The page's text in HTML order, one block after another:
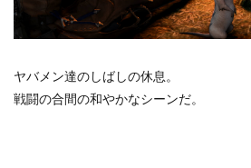
ヤバメン達のしばしの休息。
戦闘の合間の和やかなシーンだ。